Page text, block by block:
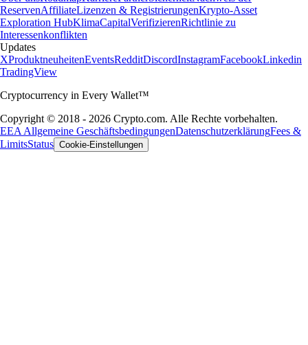
ReservenAffiliateLizenzen & RegistrierungenKrypto-Asset
Exploration HubKlimaCapitalVerifizierenRichtlinie zu
Interessenkonflikten
Updates
XProduktneuheitenEventsRedditDiscordInstagramFacebookLinkedin
TradingView
Cryptocurrency in Every Wallet™
Copyright © 2018 - 2026 Crypto.com. Alle Rechte vorbehalten.
EEA Allgemeine GeschäftsbedingungenDatenschutzerklärungFees &
LimitsStatus Cookie-Einstellungen